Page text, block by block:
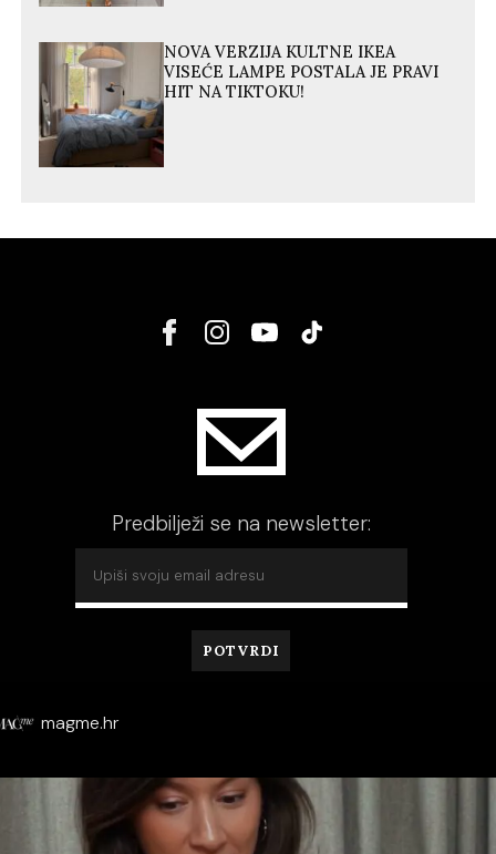
NOVA VERZIJA KULTNE IKEA
VISEĆE LAMPE POSTALA JE PRAVI
HIT NA TIKTOKU!
Predbilježi se na newsletter:
magme.hr